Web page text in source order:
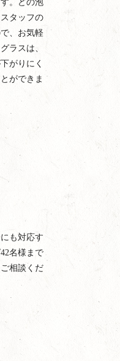
。どの泡
タッフの
、お気軽
ラスは、
がりにく
ができま
も対応す
名様まで
相談くだ